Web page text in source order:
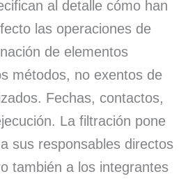
al detalle cómo han
las operaciones de
de elementos
métodos, no exentos de
Fechas, contactos,
La filtración pone
sus responsables directos
también a los integrantes